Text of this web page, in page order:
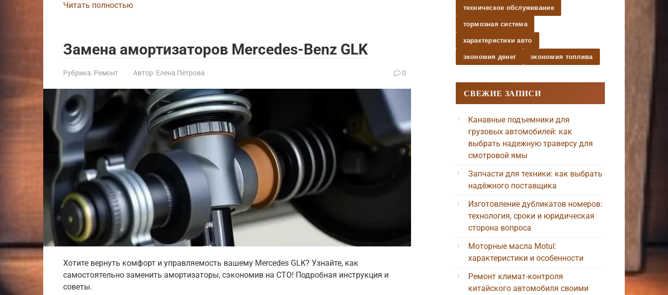
Читать полностью
Замена амортизаторов Mercedes-Benz GLK
Рубрика: Ремонт Автор: Елена Петрова 0
Хотите вернуть комфорт и управляемость вашему Mercedes GLK? Узнайте, как
самостоятельно заменить амортизаторы, сэкономив на СТО! Подробная инструкция и
советы.
техническое обслуживание
тормозная система
характеристики авто
экономия денег экономия топлива
СВЕЖИЕ ЗАПИСИ
Канавные подъемники для
грузовых автомобилей: как
выбрать надежную траверсу для
смотровой ямы
Запчасти для техники: как выбрать
надёжного поставщика
Изготовление дубликатов номеров:
технология, сроки и юридическая
сторона вопроса
Моторные масла Motul:
характеристики и особенности
Ремонт климат-контроля
китайского автомобиля своими